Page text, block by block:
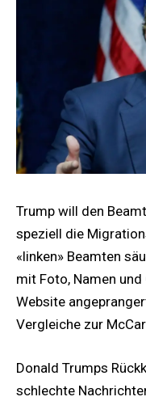
Trump will den
speziell die
«linken» Beamten
mit Foto, Namen
Website
Vergleiche zur
Donald Trumps
schlechte